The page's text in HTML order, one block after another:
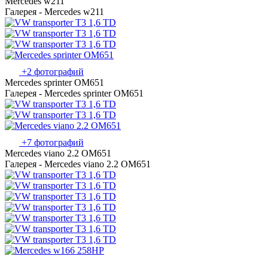
Галерея - Mercedes w211
+2 фотографий
Mercedes sprinter OM651
Галерея - Mercedes sprinter OM651
+7 фотографий
Mercedes viano 2.2 OM651
Галерея - Mercedes viano 2.2 OM651